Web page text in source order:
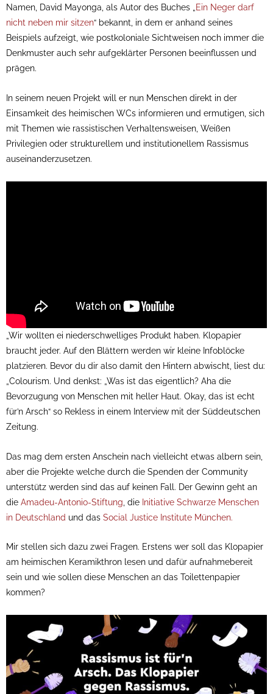
Namen, David Mayonga, als Autor des Buches „
Ein Neger darf
nicht neben mir sitzen“ bekannt, in dem er anhand seines
Beispiels aufzeigt, wie postkoloniale Sichtweisen noch immer die
Denkmuster auch sehr aufgeklärter Personen beeinflussen und
prägen.
In seinem neuen Projekt will er nun Menschen direkt in der
Einsamkeit des heimischen WCs informieren und ermutigen, sich
mit Themen wie rassistischen Verhaltensweisen, Weißen
Privilegien oder strukturellem und institutionellem Rassismus
auseinanderzusetzen.
„Wir wollten ei niederschwelliges Produkt haben. Klopapier
braucht jeder. Auf den Blättern werden wir kleine Infoblöcke
platzieren. Bevor du dir also damit den Hintern abwischt, liest du:
„Colourism. Und denkst: „Was ist das eigentlich? Aha die
Bevorzugung von Menschen mit heller Haut. Okay, das ist echt
für’n Arsch“ so Rekless in einem Interview mit der Süddeutschen
Zeitung.
Das mag dem ersten Anschein nach vielleicht etwas albern sein,
aber die Projekte welche durch die Spenden der Community
unterstütz werden sind das auf keinen Fall. Der Gewinn geht an
die Amadeu-Antonio-Stiftung , die Initiative Schwarze Menschen
in Deutschland und das Social Justice Institute München.
Mir stellen sich dazu zwei Fragen. Erstens wer soll das Klopapier
am heimischen Keramikthron lesen und dafür aufnahmebereit
sein und wie sollen diese Menschen an das Toilettenpapier
kommen?